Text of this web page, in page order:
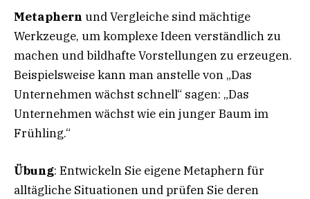
Metaphern und Vergleiche sind mächtige
Werkzeuge, um komplexe Ideen verständlich zu
machen und bildhafte Vorstellungen zu erzeugen.
Beispielsweise kann man anstelle von „Das
Unternehmen wächst schnell“ sagen: „Das
Unternehmen wächst wie ein junger Baum im
Frühling.“
Übung: Entwickeln Sie eigene Metaphern für
alltägliche Situationen und prüfen Sie deren